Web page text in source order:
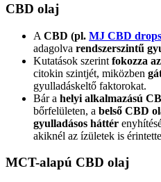
CBD olaj
A CBD (pl. MJ CBD
adagolva rendszerszintű
Kutatások szerint fokozza
citokin szintjét, miközben
gyulladáskeltő faktorokat.
Bár a helyi alkalmazású
bőrfelületen, a belső CBD
gyulladásos háttér
akiknél az ízületek is
MCT-alapú CBD olaj